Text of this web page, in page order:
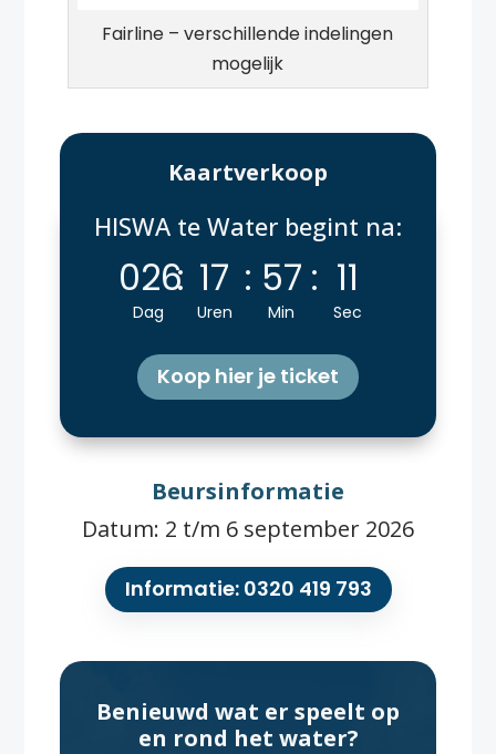
Fairline – verschillende indelingen
mogelijk
Kaartverkoop
HISWA te Water begint na:
026
Dag
: 17
Uren
: 57
Min
: 10
Sec
Koop hier je ticket
Beursinformatie
Datum: 2 t/m 6 september 2026
Informatie: 0320 419 793
Benieuwd wat er speelt op
en rond het water?